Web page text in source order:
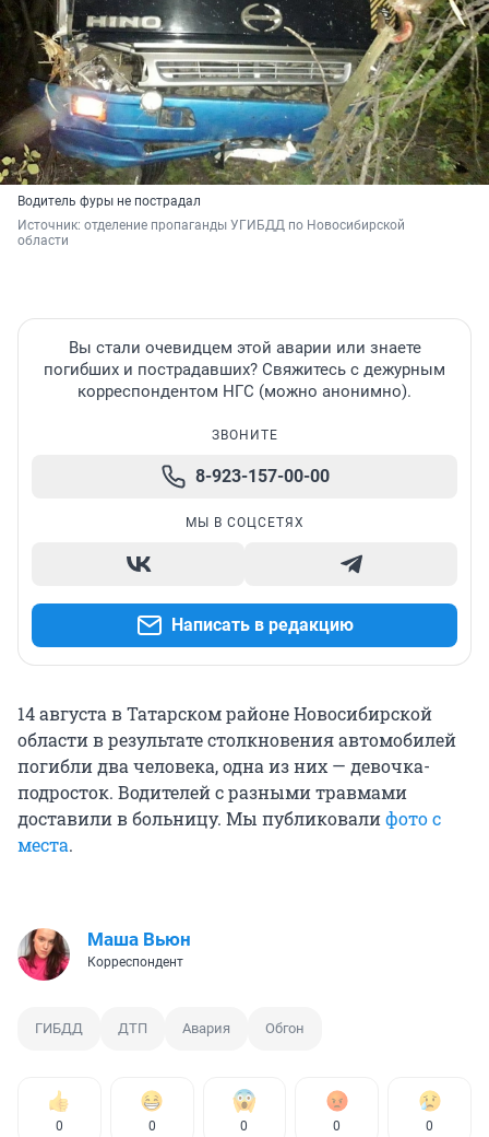
Водитель фуры не пострадал
Источник: отделение пропаганды УГИБДД по Новосибирской
области
Вы стали очевидцем этой аварии или знаете
погибших и пострадавших? Свяжитесь с дежурным
корреспондентом НГС (можно анонимно).
ЗВОНИТЕ
8-923-157-00-00
МЫ В СОЦСЕТЯХ
Написать в редакцию
14 августа в Татарском районе Новосибирской
области в результате столкновения автомобилей
погибли два человека, одна из них — девочка-
подросток. Водителей с разными травмами
доставили в больницу. Мы публиковалифото с
места.
Маша Вьюн
Корреспондент
ГИБДД ДТП Авария Обгон
0 0 0 0 0